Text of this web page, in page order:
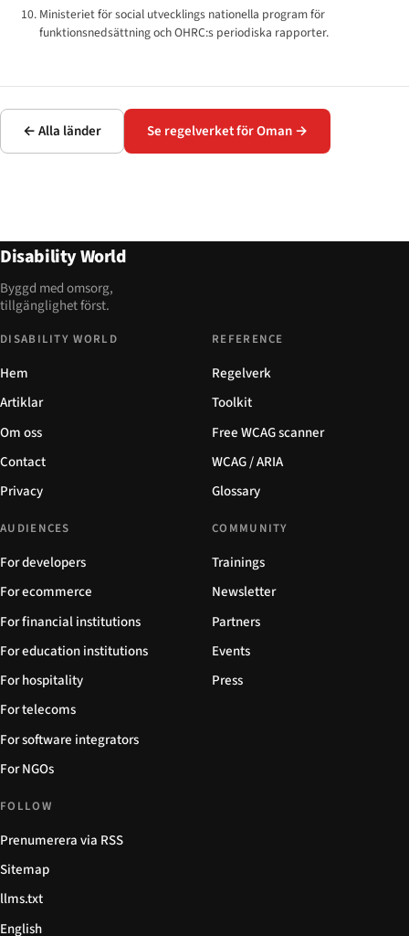
Ministeriet för social utvecklings nationella program för
funktionsnedsättning och OHRC:s periodiska rapporter.
← Alla länder Se regelverket för Oman →
Disability World
Byggd med omsorg,
tillgänglighet först.
DISABILITY WORLD
Hem
Artiklar
Om oss
Contact
Privacy
REFERENCE
Regelverk
Toolkit
Free WCAG scanner
WCAG / ARIA
Glossary
AUDIENCES
For developers
For ecommerce
For financial institutions
For education institutions
For hospitality
For telecoms
For software integrators
For NGOs
COMMUNITY
Trainings
Newsletter
Partners
Events
Press
FOLLOW
Prenumerera via RSS
Sitemap
llms.txt
English